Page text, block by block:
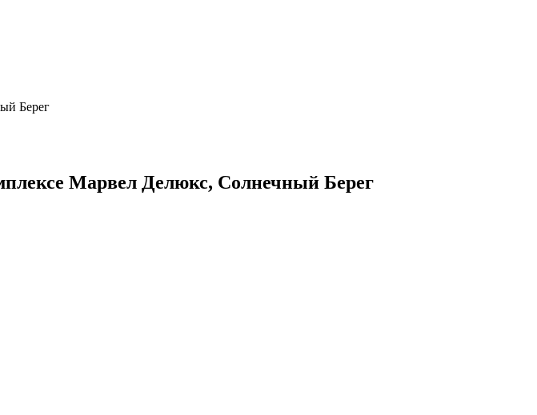
Марвел Делюкс, Солнечный Берег